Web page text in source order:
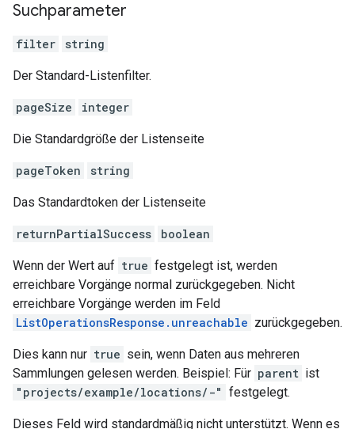
Suchparameter
filter string
Der Standard-Listenfilter.
pageSize integer
Die Standardgröße der Listenseite
pageToken string
Das Standardtoken der Listenseite
returnPartialSuccess boolean
Wenn der Wert auf true festgelegt ist, werden
erreichbare Vorgänge normal zurückgegeben. Nicht
erreichbare Vorgänge werden im Feld
ListOperationsResponse.unreachable zurückgegeben.
Dies kann nur true sein, wenn Daten aus mehreren
Sammlungen gelesen werden. Beispiel: Für parent ist
"projects/example/locations/-" festgelegt.
Dieses Feld wird standardmäßig nicht unterstützt. Wenn es